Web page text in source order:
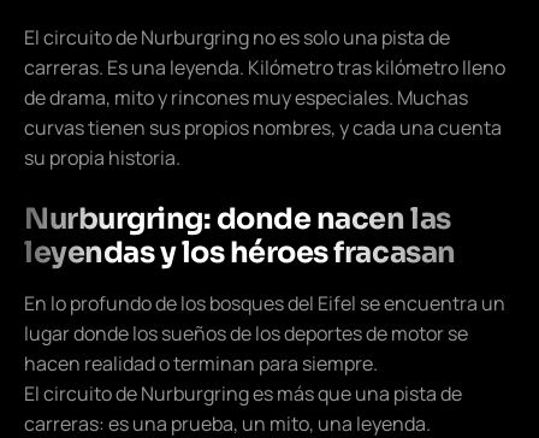
El circuito de Nurburgring no es solo una pista de
carreras. Es una leyenda. Kilómetro tras kilómetro lleno
de drama, mito y rincones muy especiales. Muchas
curvas tienen sus propios nombres, y cada una cuenta
su propia historia.
Nurburgring: donde nacen las
leyendas y los héroes fracasan
En lo profundo de los bosques del Eifel se encuentra un
lugar donde los sueños de los deportes de motor se
hacen realidad o terminan para siempre.
El circuito de Nurburgring es más que una pista de
carreras: es una prueba, un mito, una leyenda.